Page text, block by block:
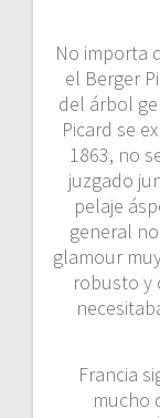
No importa
el Berger
del árbol
Picard se
1863, no
juzgado
pelaje
general
glamour
robusto y
Francia
mucho